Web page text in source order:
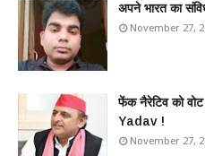
अपने भारत का
November 27,
फेंक नैरेटिव को
Yadav !
November 27,